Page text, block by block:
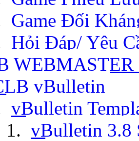
Game Đối
Hỏi Đáp/ Yêu
WEBMASTER
vBulletin
vBulletin
vBulletin 3.8